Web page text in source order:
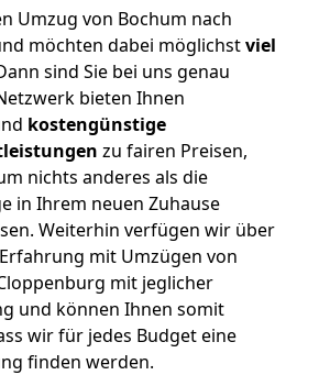
Umzug von Bochum nach
möchten dabei möglichstviel
sind Sie bei uns genau
bieten Ihnen
kostengünstige
zu fairen Preisen,
nichts anderes als die
in Ihrem neuen Zuhause
Weiterhin verfügen wir über
mit Umzügen von
mit jeglicher
und können Ihnen somit
wir für jedes Budget eine
finden werden.